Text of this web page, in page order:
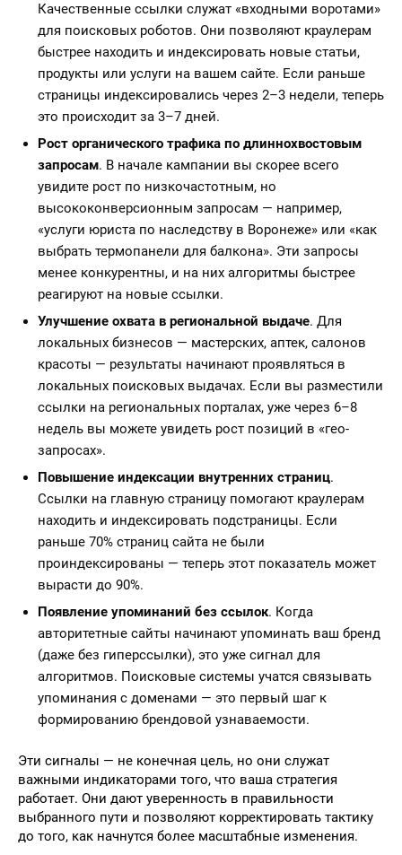
Качественные ссылки служат «входными воротами»
для поисковых роботов. Они позволяют краулерам
быстрее находить и индексировать новые статьи,
продукты или услуги на вашем сайте. Если раньше
страницы индексировались через 2–3 недели, теперь
это происходит за 3–7 дней.
Рост органического трафика по длиннохвостовым
запросам. В начале кампании вы скорее всего
увидите рост по низкочастотным, но
высококонверсионным запросам — например,
«услуги юриста по наследству в Воронеже» или «как
выбрать термопанели для балкона». Эти запросы
менее конкурентны, и на них алгоритмы быстрее
реагируют на новые ссылки.
Улучшение охвата в региональной выдаче. Для
локальных бизнесов — мастерских, аптек, салонов
красоты — результаты начинают проявляться в
локальных поисковых выдачах. Если вы разместили
ссылки на региональных порталах, уже через 6–8
недель вы можете увидеть рост позиций в «гео-
запросах».
Повышение индексации внутренних страниц.
Ссылки на главную страницу помогают краулерам
находить и индексировать подстраницы. Если
раньше 70% страниц сайта не были
проиндексированы — теперь этот показатель может
вырасти до 90%.
Появление упоминаний без ссылок. Когда
авторитетные сайты начинают упоминать ваш бренд
(даже без гиперссылки), это уже сигнал для
алгоритмов. Поисковые системы учатся связывать
упоминания с доменами — это первый шаг к
формированию брендовой узнаваемости.
Эти сигналы — не конечная цель, но они служат
важными индикаторами того, что ваша стратегия
работает. Они дают уверенность в правильности
выбранного пути и позволяют корректировать тактику
до того, как начнутся более масштабные изменения.